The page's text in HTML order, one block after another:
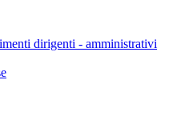
dirigenti - amministrativi